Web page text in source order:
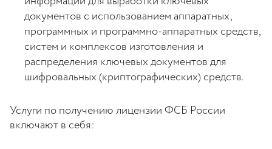
документов с использованием аппаратных,
программных и программно-аппаратных средств,
систем и комплексов изготовления и
распределения ключевых документов для
шифровальных (криптографических) средств.
Услуги по получению лицензии ФСБ России
включают в себя: